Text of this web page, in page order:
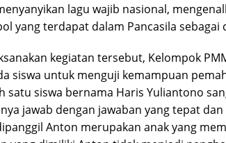
lagu wajib nasional,
yang terdapat dalam Pancasila sebagai
kegiatan tersebut, Kelompok
siswa untuk menguji kemampuan
satu siswa bernama Haris Yuliantono
jawab dengan jawaban yang tepat
Anton merupakan anak yang